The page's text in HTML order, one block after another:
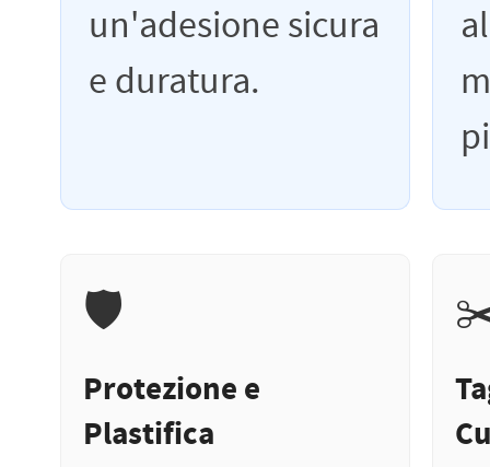
un'adesione sicura
e duratura.
🛡️
Protezione e
Plastifica